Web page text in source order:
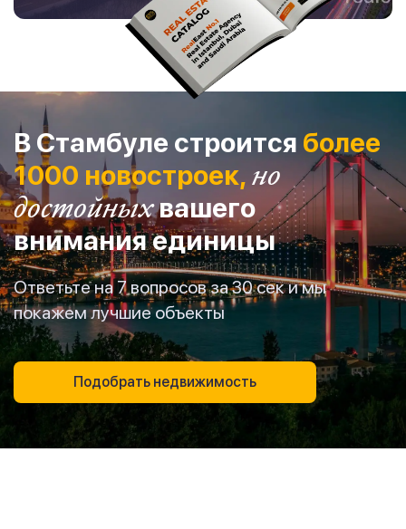
В Стамбуле строится более
1000 новостроек,но
достойныхвашего
внимания единицы
Ответьте на 7 вопросов за 30 сек и мы
покажем лучшие объекты
Подобрать недвижимость